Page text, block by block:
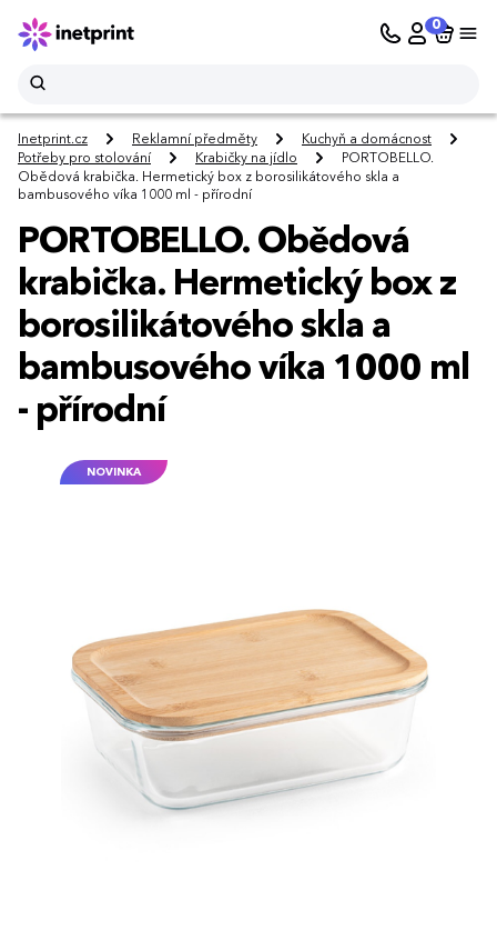
0
Inetprint.cz Reklamní předměty
Kuchyň a domácnost
Potřeby pro stolování
Krabičky na jídlo
PORTOBELLO.
Obědová krabička. Hermetický box z borosilikátového skla a
bambusového víka 1000 ml - přírodní
PORTOBELLO. Obědová
krabička. Hermetický box z
borosilikátového skla a
bambusového víka 1000 ml
- přírodní
NOVINKA